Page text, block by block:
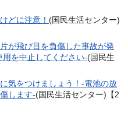
どに注意！ (国民生活センター)
が飛び目を負傷した事故が発
を中止してください-(国民生
気をつけましょう！-電池の放
します-(国民生活センター)【2